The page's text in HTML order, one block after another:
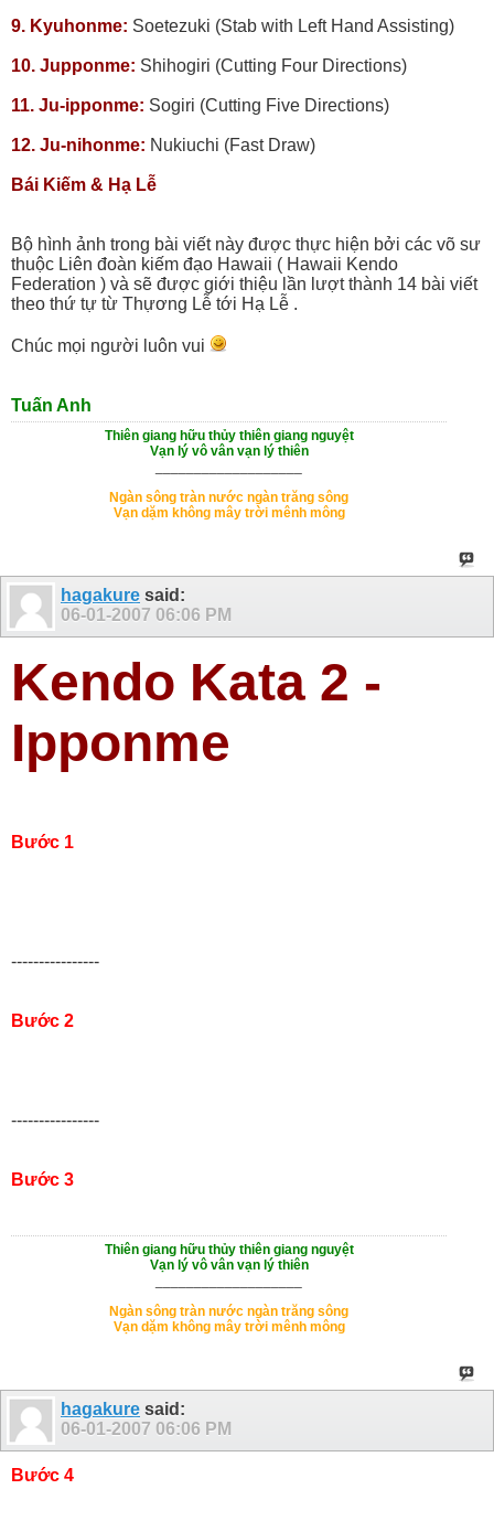
9. Kyuhonme: Soetezuki (Stab with Left Hand Assisting)
10. Jupponme: Shihogiri (Cutting Four Directions)
11. Ju-ipponme: Sogiri (Cutting Five Directions)
12. Ju-nihonme: Nukiuchi (Fast Draw)
Bái Kiếm & Hạ Lễ
Bộ hình ảnh trong bài viết này được thực hiện bởi các võ sư
thuộc Liên đoàn kiếm đạo Hawaii ( Hawaii Kendo
Federation ) và sẽ được giới thiệu lần lượt thành 14 bài viết
theo thứ tự từ Thựơng Lễ tới Hạ Lễ .
Chúc mọi người luôn vui
Tuấn Anh
Thiên giang hữu thủy thiên giang nguyệt
Vạn lý vô vân vạn lý thiên
Ngàn sông tràn nước ngàn trăng sông
Vạn dặm không mây trời mênh mông
hagakure said:
06-01-2007 06:06 PM
Kendo Kata 2 -
Ipponme
Bước 1
----------------
Bước 2
----------------
Bước 3
Thiên giang hữu thủy thiên giang nguyệt
Vạn lý vô vân vạn lý thiên
Ngàn sông tràn nước ngàn trăng sông
Vạn dặm không mây trời mênh mông
hagakure said:
06-01-2007 06:06 PM
Bước 4